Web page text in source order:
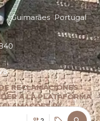
Guimarães Portugal
RECLAMACIONES
A LA PLATAFORMA